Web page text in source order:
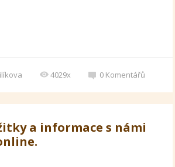
4029x 0 Komentářů
a informace s námi